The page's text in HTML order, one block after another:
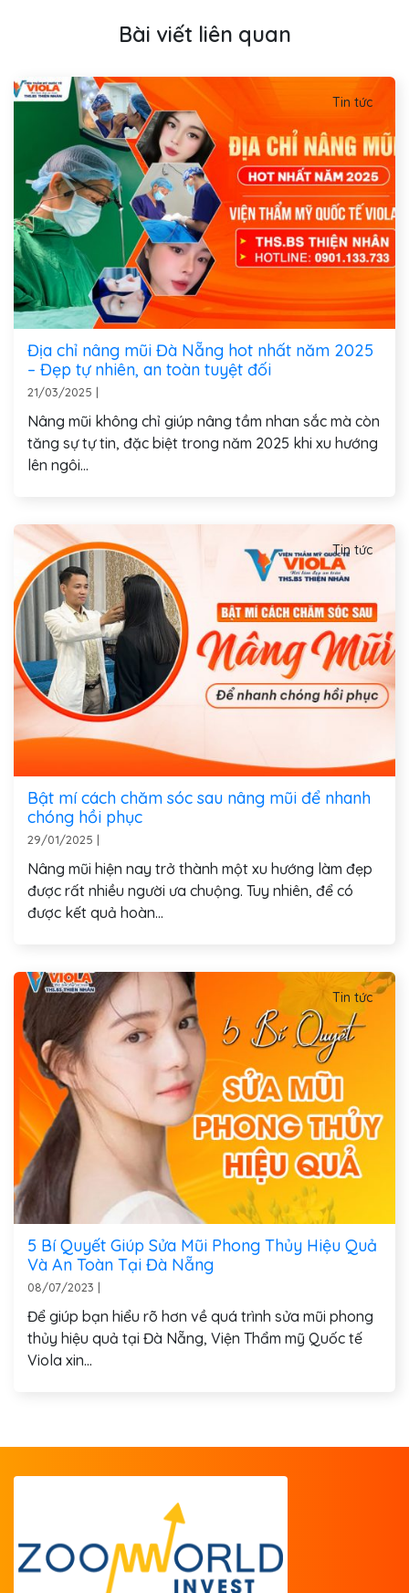
Bài viết liên quan
Tin tức
Địa chỉ nâng mũi Đà Nẵng hot nhất năm 2025
– Đẹp tự nhiên, an toàn tuyệt đối
21/03/2025 |
Nâng mũi không chỉ giúp nâng tầm nhan sắc mà còn
tăng sự tự tin, đặc biệt trong năm 2025 khi xu hướng
lên ngôi...
Tin tức
Bật mí cách chăm sóc sau nâng mũi để nhanh
chóng hồi phục
29/01/2025 |
Nâng mũi hiện nay trở thành một xu hướng làm đẹp
được rất nhiều người ưa chuộng. Tuy nhiên, để có
được kết quả hoàn...
Tin tức
5 Bí Quyết Giúp Sửa Mũi Phong Thủy Hiệu Quả
Và An Toàn Tại Đà Nẵng
08/07/2023 |
Để giúp bạn hiểu rõ hơn về quá trình sửa mũi phong
thủy hiệu quả tại Đà Nẵng, Viện Thẩm mỹ Quốc tế
Viola xin...